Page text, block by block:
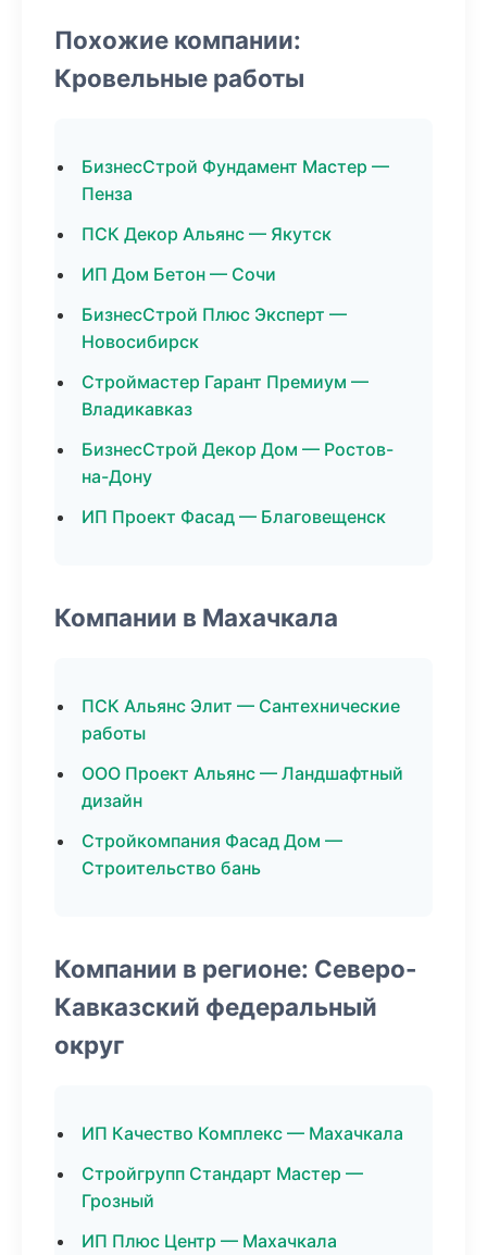
Похожие компании:
Кровельные работы
БизнесСтрой Фундамент Мастер —
Пенза
ПСК Декор Альянс — Якутск
ИП Дом Бетон — Сочи
БизнесСтрой Плюс Эксперт —
Новосибирск
Строймастер Гарант Премиум —
Владикавказ
БизнесСтрой Декор Дом — Ростов-
на-Дону
ИП Проект Фасад — Благовещенск
Компании в Махачкала
ПСК Альянс Элит — Сантехнические
работы
ООО Проект Альянс — Ландшафтный
дизайн
Стройкомпания Фасад Дом —
Строительство бань
Компании в регионе: Северо-
Кавказский федеральный
округ
ИП Качество Комплекс — Махачкала
Стройгрупп Стандарт Мастер —
Грозный
ИП Плюс Центр — Махачкала